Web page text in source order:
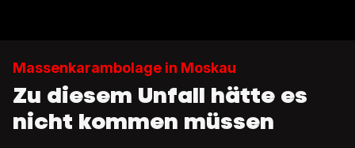
Massenkarambolage in Moskau
Zu diesem Unfall hätte es
nicht kommen müssen